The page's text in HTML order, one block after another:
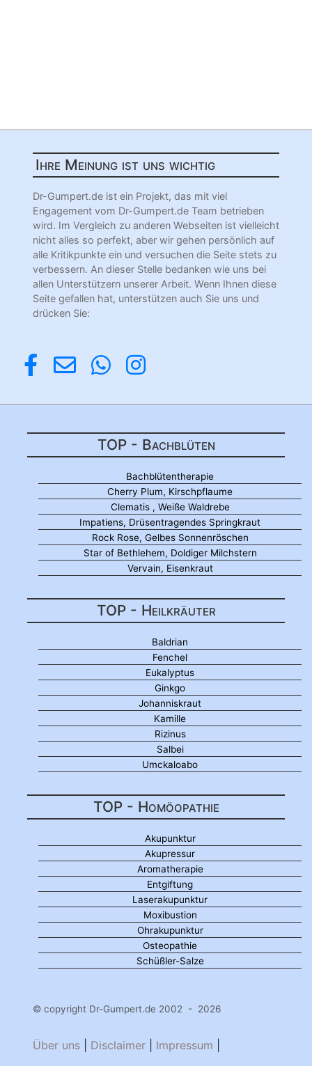
Ihre Meinung ist uns wichtig
Dr-Gumpert.de ist ein Projekt, das mit viel
Engagement vom Dr-Gumpert.de Team betrieben
wird. Im Vergleich zu anderen Webseiten ist vielleicht
nicht alles so perfekt, aber wir gehen persönlich auf
alle Kritikpunkte ein und versuchen die Seite stets zu
verbessern. An dieser Stelle bedanken wie uns bei
allen Unterstützern unserer Arbeit. Wenn Ihnen diese
Seite gefallen hat, unterstützen auch Sie uns und
drücken Sie:
TOP - Bachblüten
Bachblütentherapie
Cherry Plum, Kirschpflaume
Clematis , Weiße Waldrebe
Impatiens, Drüsentragendes Springkraut
Rock Rose, Gelbes Sonnenröschen
Star of Bethlehem, Doldiger Milchstern
Vervain, Eisenkraut
TOP - Heilkräuter
Baldrian
Fenchel
Eukalyptus
Ginkgo
Johanniskraut
Kamille
Rizinus
Salbei
Umckaloabo
TOP - Homöopathie
Akupunktur
Akupressur
Aromatherapie
Entgiftung
Laserakupunktur
Moxibustion
Ohrakupunktur
Osteopathie
Schüßler-Salze
© copyright Dr-Gumpert.de 2002 - 2026
Über uns Disclaimer Impressum